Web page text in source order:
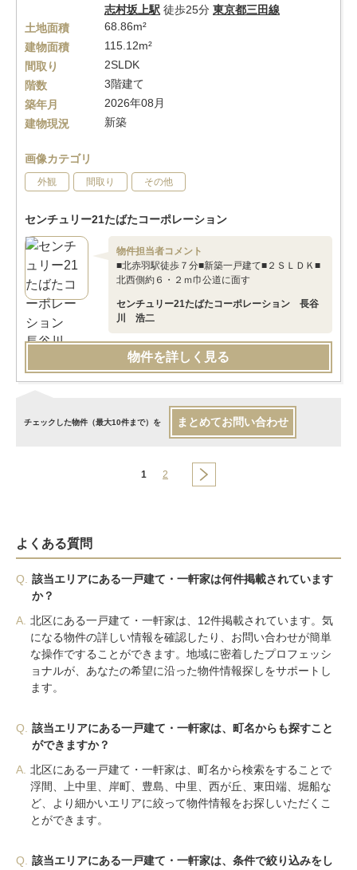
志村坂上駅 徒歩25分 東京都三田線
土地面積
68.86m²
建物面積
115.12m²
間取り
2SLDK
階数
3階建て
築年月
2026年08月
建物現況
新築
画像カテゴリ
外観 間取り その他
センチュリー21たばたコーポレーション
物件担当者コメント
■北赤羽駅徒歩７分■新築一戸建て■２ＳＬＤＫ■
北西側約６・２ｍ巾公道に面す
センチュリー21たばたコーポレーション 長谷
川 浩二
物件を詳しく見る
チェックした物件（最大10件まで）を まとめてお問い合わせ
1 2
よくある質問
Q.
該当エリアにある一戸建て・一軒家は何件掲載されています
か？
A. 北区にある一戸建て・一軒家は、12件掲載されています。気
になる物件の詳しい情報を確認したり、お問い合わせが簡単
な操作ですることができます。地域に密着したプロフェッシ
ョナルが、あなたの希望に沿った物件情報探しをサポートし
ます。
Q.
該当エリアにある一戸建て・一軒家は、町名からも探すこと
ができますか？
A. 北区にある一戸建て・一軒家は、町名から検索をすることで
浮間、上中里、岸町、豊島、中里、西が丘、東田端、堀船な
ど、より細かいエリアに絞って物件情報をお探しいただくこ
とができます。
Q.
該当エリアにある一戸建て・一軒家は、条件で絞り込みをし